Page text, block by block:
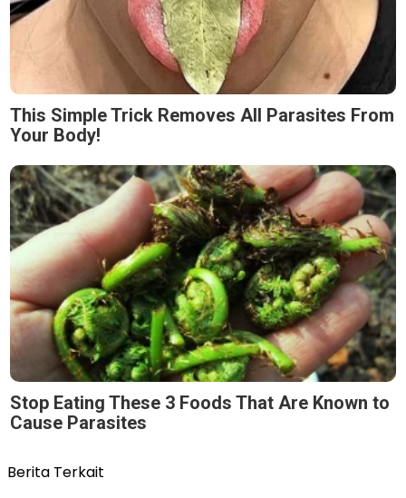
This Simple Trick Removes All Parasites From
Your Body!
Stop Eating These 3 Foods That Are Known to
Cause Parasites
Berita Terkait